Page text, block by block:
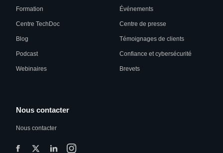
Formation
Centre TechDoc
Blog
Podcast
Webinaires
Événements
Centre de presse
Témoignages de clients
Confiance et cybersécurité
Brevets
Nous contacter
Nous contacter